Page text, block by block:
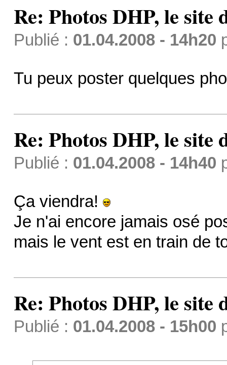
Re: Photos DHP, le site
Publié : 01.04.2008 - 14h20
Tu peux poster quelques
Re: Photos DHP, le site
Publié : 01.04.2008 - 14h40
Ça viendra!
Je n'ai encore jamais osé
mais le vent est en train de
Re: Photos DHP, le site
Publié : 01.04.2008 - 15h00